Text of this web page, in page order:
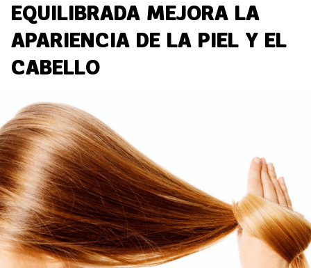
EQUILIBRADA MEJORA LA
APARIENCIA DE LA PIEL Y EL
CABELLO